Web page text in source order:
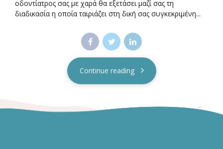
οδοντίατρος σας µε χαρά θα εξετάσει μαζί σας τη
διαδικασία η οποία ταιριάζει στη δική σας συγκεκριμένη...
Continue reading